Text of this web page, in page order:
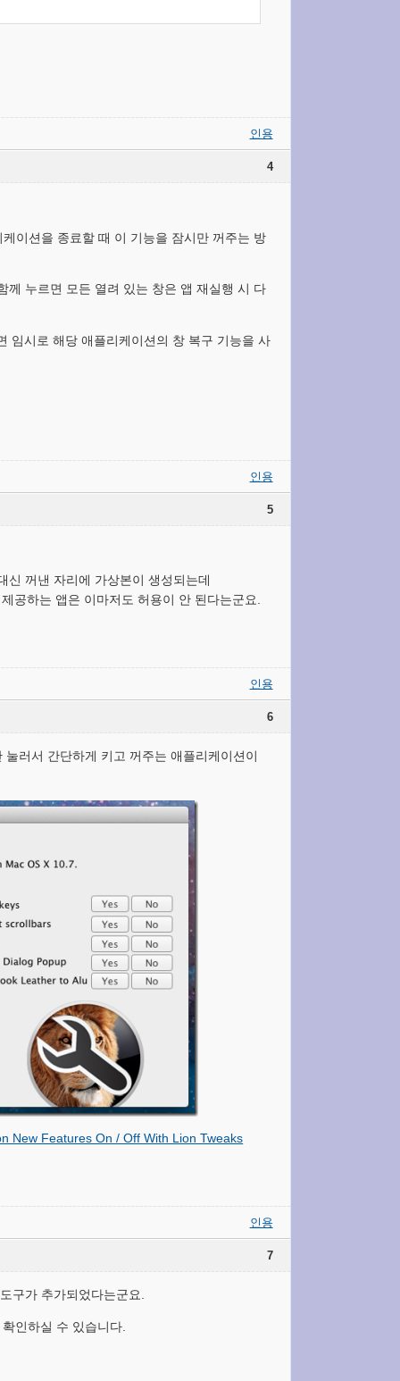
인용
4
이션을 종료할 때 이 기능을 잠시만 꺼주는 방
께 누르면 모든 열려 있는 창은 앱 재실행 시 다
임시로 해당 애플리케이션의 창 복구 기능을 사
인용
5
신 꺼낸 자리에 가상본이 생성되는데
공하는 앱은 이마저도 허용이 안 된다는군요.
인용
6
러서 간단하게 키고 꺼주는 애플리케이션이
New Features On / Off With Lion Tweaks
인용
7
구가 추가되었다는군요.
인하실 수 있습니다.